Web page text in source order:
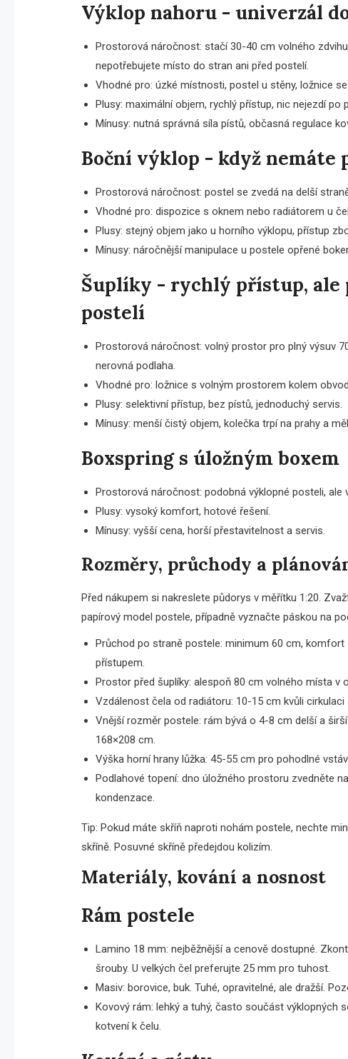
Výklop nahoru - univerzál
Prostorová náročnost: stačí 30-40 cm volného
nepotřebujete místo do stran ani před postelí.
Vhodné pro: úzké místnosti, postel u stěny, ložnice
Plusy: maximální objem, rychlý přístup, nic nejezdí po
Mínusy: nutná správná síla pístů, občasná regulace
Boční výklop - když nemáte
Prostorová náročnost: postel se zvedá na delší
Vhodné pro: dispozice s oknem nebo radiátorem u
Plusy: stejný objem jako u horního výklopu, přístup
Mínusy: náročnější manipulace u postele opřené
Šuplíky - rychlý přístup, ale
postelí
Prostorová náročnost: volný prostor pro plný výsuv
nerovná podlaha.
Vhodné pro: ložnice s volným prostorem kolem
Plusy: selektivní přístup, bez pístů, jednoduchý servis.
Mínusy: menší čistý objem, kolečka trpí na prahy a
Boxspring s úložným boxem
Prostorová náročnost: podobná výklopné posteli, ale
Plusy: vysoký komfort, hotové řešení.
Mínusy: vyšší cena, horší přestavitelnost a servis.
Rozměry, průchody a
Před nákupem si nakreslete půdorys v měřítku 1:20.
papírový model postele, případně vyznačte páskou na
Průchod po straně postele: minimum 60 cm,
přístupem.
Prostor před šuplíky: alespoň 80 cm volného místa v
Vzdálenost čela od radiátoru: 10-15 cm kvůli cirkulaci
Vnější rozměr postele: rám bývá o 4-8 cm delší a
168×208 cm.
Výška horní hrany lůžka: 45-55 cm pro pohodlné
Podlahové topení: dno úložného prostoru zvedněte
kondenzace.
Tip: Pokud máte skříň naproti nohám postele, nechte
skříně. Posuvné skříně předejdou kolizím.
Materiály, kování a nosnost
Rám postele
Lamino 18 mm: nejběžnější a cenově dostupné.
šrouby. U velkých čel preferujte 25 mm pro tuhost.
Masiv: borovice, buk. Tuhé, opravitelné, ale dražší.
Kovový rám: lehký a tuhý, často součást výklopných
kotvení k čelu.